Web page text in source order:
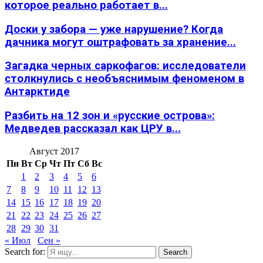
которое реально работает в...
Доски у забора — уже нарушение? Когда
дачника могут оштрафовать за хранение...
Загадка черных саркофагов: исследователи
столкнулись с необъяснимым феноменом в
Антарктиде
Разбить на 12 зон и «русские острова»:
Медведев рассказал как ЦРУ в...
Август 2017
Пн Вт Ср Чт Пт Сб Вс
1
2 3 4 5
6
7
8 9 10 11 12 13
14 15 16 17 18 19 20
21
22 23 24 25 26 27
28 29 30 31
« Июл
Сен »
Search for:
Search